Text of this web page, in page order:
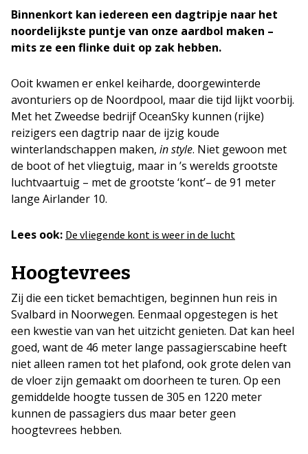
Binnenkort kan iedereen een dagtripje naar het
noordelijkste puntje van onze aardbol maken –
mits ze een flinke duit op zak hebben.
Ooit kwamen er enkel keiharde, doorgewinterde
avonturiers op de Noordpool, maar die tijd lijkt voorbij.
Met het Zweedse bedrijf OceanSky kunnen (rijke)
reizigers een dagtrip naar de ijzig koude
winterlandschappen maken, in style. Niet gewoon met
de boot of het vliegtuig, maar in ’s werelds grootste
luchtvaartuig – met de grootste ‘kont’– de 91 meter
lange Airlander 10.
Lees ook: De vliegende kont is weer in de lucht
Hoogtevrees
Zij die een ticket bemachtigen, beginnen hun reis in
Svalbard in Noorwegen. Eenmaal opgestegen is het
een kwestie van van het uitzicht genieten. Dat kan heel
goed, want de 46 meter lange passagierscabine heeft
niet alleen ramen tot het plafond, ook grote delen van
de vloer zijn gemaakt om doorheen te turen. Op een
gemiddelde hoogte tussen de 305 en 1220 meter
kunnen de passagiers dus maar beter geen
hoogtevrees hebben.